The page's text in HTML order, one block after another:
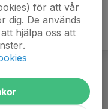
för att vår
dig. De används
hjälpa oss att